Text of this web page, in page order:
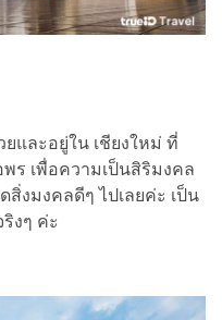
และอยู่ใน เชียงใหม่ ที่
ร เพื่อความเป็นสิริมงคล
งมงคลดีๆ ไปเลยค่ะ เป็น
งๆ ค่ะ